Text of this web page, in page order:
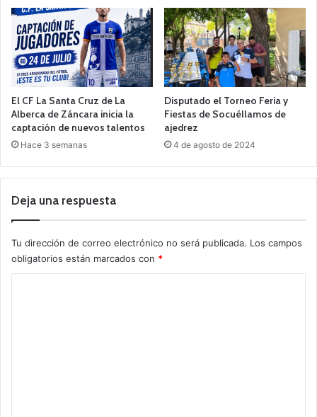
El CF La Santa Cruz de La
Alberca de Záncara inicia la
captación de nuevos talentos
Hace 3 semanas
Disputado el Torneo Feria y
Fiestas de Socuéllamos de
ajedrez
4 de agosto de 2024
Deja una respuesta
Tu dirección de correo electrónico no será publicada. Los campos
obligatorios están marcados con *